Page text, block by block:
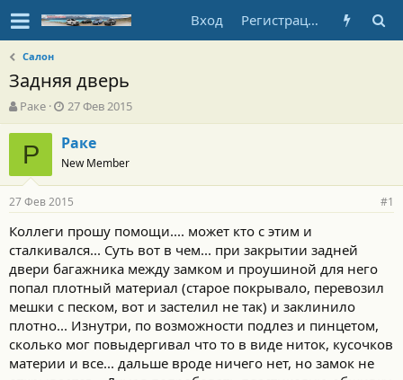
Вход Регистрация
Салон
Задняя дверь
А
в
т
т
е
м
ы
Раке
Д
а
т
а
н
а
ч
а
л
а
27 Фев 2015
Р Раке
New Member
27 Фев 2015 #1
Коллеги прошу помощи.... может кто с этим и
сталкивался... Суть вот в чем... при закрытии задней
двери багажника между замком и проушиной для него
попал плотный материал (старое покрывало, перевозил
мешки с песком, вот и застелил не так) и заклинило
плотно... Изнутри, по возможности подлез и пинцетом,
сколько мог повыдергивал что то в виде ниток, кусочков
материи и все... дальше вроде ничего нет, но замок не